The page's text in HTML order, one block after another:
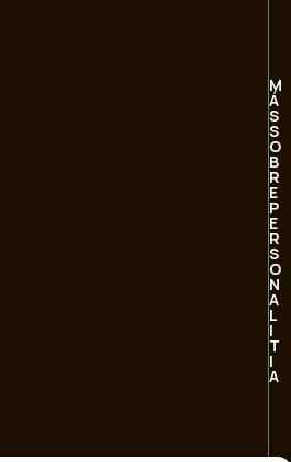
M
Á
S
S
O
B
R
E
P
E
R
S
O
N
A
L
I
T
I
A